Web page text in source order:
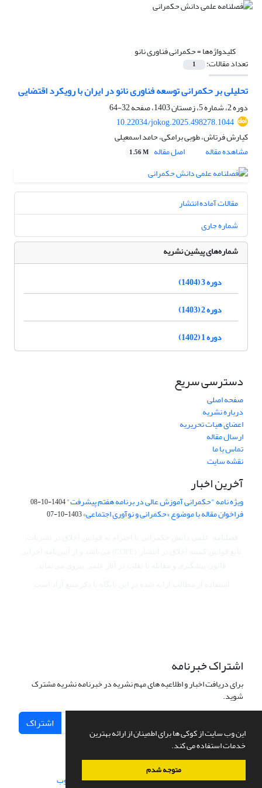
این وب سایت از کوکی ها برای اطمینان از ارائه بهترین
خدمات استفاده می کند.
متوجه شدم
کلیدواژه‌ها =حکمرانی فناوری نانو
تعداد مقالات: 1
تحلیلی بر حکمرانی توسعه فناوری نانو در ایران با رویکرد اقتضایی
دوره 2، شماره 5، زمستان 1403، صفحه
32-64
10.22034/jokog.2025.498278.1044
کیارش فرتاش، طوبی برامکی، حامد اسمعیلی
مشاهده مقاله
اصل مقاله 1.56 M
مقالات آماده انتشار
شماره جاری
شماره‌های پیشین نشریه
دوره 3 (1404)
دوره 2 (1403)
دوره 1 (1402)
دسترسی سریع
صفحه اصلی
درباره نشریه
اعضای هیات تحریریه
ارسال مقاله
تماس با ما
نقشه سایت
آخرین اخبار
ویژه نامه "حکمرانی آموزش عالی در برنامه هفتم پیشرفت"1404-10-08
فراخوان مقاله با موضوع «حکمرانی و نوآوری اجتماعی»1403-10-07
اشتراک خبرنامه
برای دریافت اخبار و اطلاعیه های مهم نشریه در خبرنامه نشریه مشترک
شوید.
اشتراک
سامانه مدیریت نشریات علمی.طراحی و پیاده سازی از سیناوب